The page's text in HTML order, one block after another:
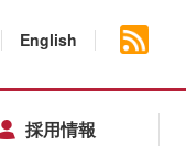
English
採用情報